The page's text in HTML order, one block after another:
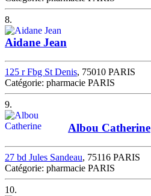
8.
Aidane Jean
125 r Fbg St Denis, 75010 PARIS
Catégorie: pharmacie PARIS
9.
Albou Catherine
27 bd Jules Sandeau, 75116 PARIS
Catégorie: pharmacie PARIS
10.